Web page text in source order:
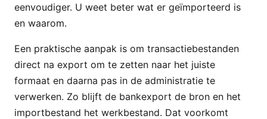
eenvoudiger. U weet beter wat er geïmporteerd is
en waarom.
Een praktische aanpak is om transactiebestanden
direct na export om te zetten naar het juiste
formaat en daarna pas in de administratie te
verwerken. Zo blijft de bankexport de bron en het
importbestand het werkbestand. Dat voorkomt